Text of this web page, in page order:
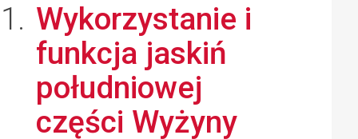
Wykorzystanie i
funkcja jaskiń
południowej
części Wyżyny